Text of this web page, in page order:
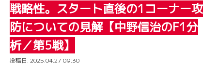
戦略性。スタート直後の1コーナー攻
防についての見解【中野信治のF1分
析／第5戦】
投稿日: 2025.04.27 09:30